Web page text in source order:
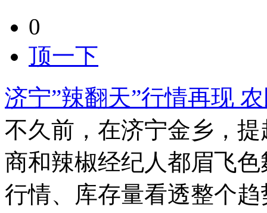
0
顶一下
济宁”辣翻天”行情再现
不久前，在济宁金乡，
商和辣椒经纪人都眉飞
行情、库存量看透整个